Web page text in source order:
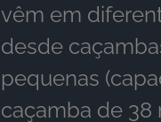
vêm em
desde
pequenas
caçamba de 38